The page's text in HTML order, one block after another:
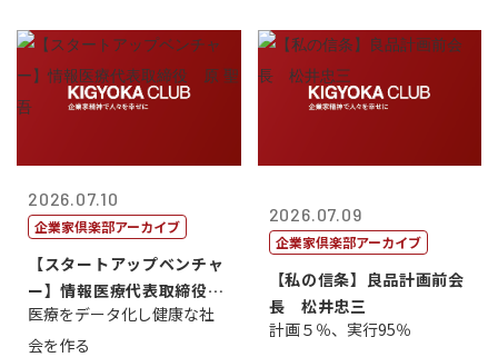
2026.07.10
企業家倶楽部アーカイブ
【スタートアップベンチャ
ー】情報医療代表取締役
原 聖吾
医療をデータ化し健康な社
会を作る
2026.07.09
企業家倶楽部アーカイブ
【私の信条】良品計画前会
長 松井忠三
計画５％、実行95％